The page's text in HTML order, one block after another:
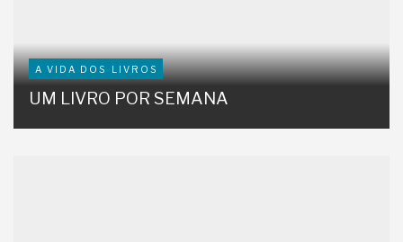
A VIDA DOS LIVROS
UM LIVRO POR SEMANA